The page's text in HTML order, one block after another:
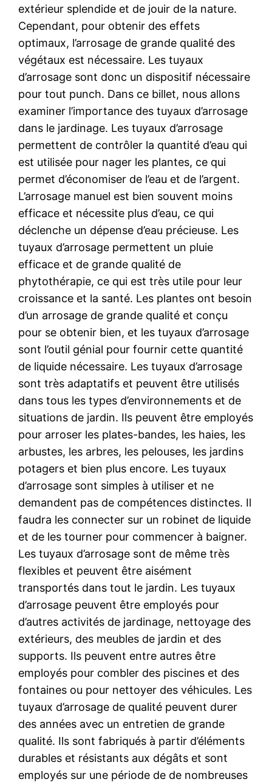
extérieur splendide et de jouir de la nature.
Cependant, pour obtenir des effets
optimaux, l’arrosage de grande qualité des
végétaux est nécessaire. Les tuyaux
d’arrosage sont donc un dispositif nécessaire
pour tout punch. Dans ce billet, nous allons
examiner l’importance des tuyaux d’arrosage
dans le jardinage. Les tuyaux d’arrosage
permettent de contrôler la quantité d’eau qui
est utilisée pour nager les plantes, ce qui
permet d’économiser de l’eau et de l’argent.
L’arrosage manuel est bien souvent moins
efficace et nécessite plus d’eau, ce qui
déclenche un dépense d’eau précieuse. Les
tuyaux d’arrosage permettent un pluie
efficace et de grande qualité de
phytothérapie, ce qui est très utile pour leur
croissance et la santé. Les plantes ont besoin
d’un arrosage de grande qualité et conçu
pour se obtenir bien, et les tuyaux d’arrosage
sont l’outil génial pour fournir cette quantité
de liquide nécessaire. Les tuyaux d’arrosage
sont très adaptatifs et peuvent être utilisés
dans tous les types d’environnements et de
situations de jardin. Ils peuvent être employés
pour arroser les plates-bandes, les haies, les
arbustes, les arbres, les pelouses, les jardins
potagers et bien plus encore. Les tuyaux
d’arrosage sont simples à utiliser et ne
demandent pas de compétences distinctes. Il
faudra les connecter sur un robinet de liquide
et de les tourner pour commencer à baigner.
Les tuyaux d’arrosage sont de même très
flexibles et peuvent être aisément
transportés dans tout le jardin. Les tuyaux
d’arrosage peuvent être employés pour
d’autres activités de jardinage, nettoyage des
extérieurs, des meubles de jardin et des
supports. Ils peuvent entre autres être
employés pour combler des piscines et des
fontaines ou pour nettoyer des véhicules. Les
tuyaux d’arrosage de qualité peuvent durer
des années avec un entretien de grande
qualité. Ils sont fabriqués à partir d’éléments
durables et résistants aux dégâts et sont
employés sur une période de de nombreuses